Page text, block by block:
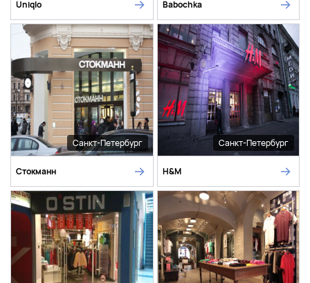
Uniqlo Babochka
Санкт-Петербург
Стокманн
Санкт-Петербург
H&M